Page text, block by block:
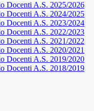
Docenti A.S. 2025/2026
Docenti A.S. 2024/2025
Docenti A.S. 2023/2024
Docenti A.S. 2022/2023
Docenti A.S. 2021/2022
Docenti A.S. 2020/2021
Docenti A.S. 2019/2020
Docenti A.S. 2018/2019